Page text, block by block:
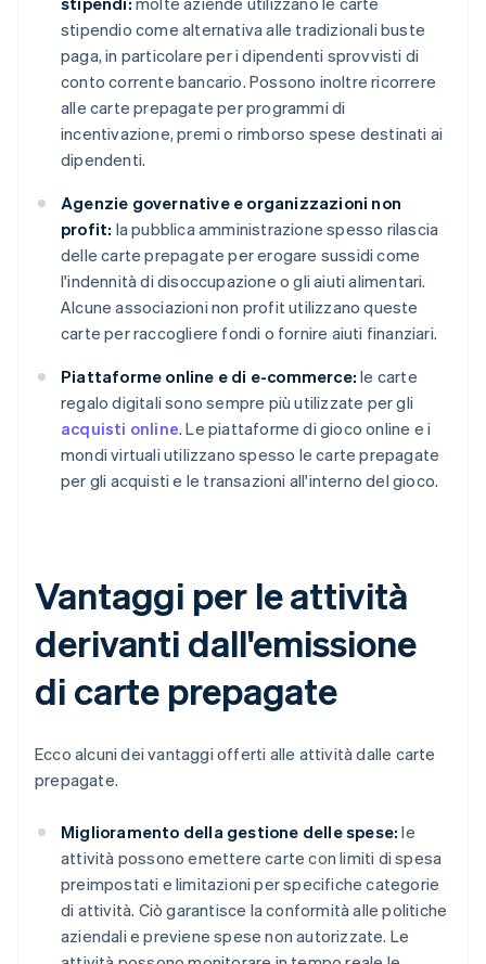
stipendio come alternativa alle tradizionali buste
paga, in particolare per i dipendenti sprovvisti di
conto corrente bancario. Possono inoltre ricorrere
alle carte prepagate per programmi di
incentivazione, premi o rimborso spese destinati ai
dipendenti.
Agenzie governative e organizzazioni non
profit: la pubblica amministrazione spesso rilascia
delle carte prepagate per erogare sussidi come
l'indennità di disoccupazione o gli aiuti alimentari.
Alcune associazioni non profit utilizzano queste
carte per raccogliere fondi o fornire aiuti finanziari.
Piattaforme online e di e-commerce: le carte
regalo digitali sono sempre più utilizzate per gli
acquisti online. Le piattaforme di gioco online e i
mondi virtuali utilizzano spesso le carte prepagate
per gli acquisti e le transazioni all'interno del gioco.
Vantaggi per le attività
derivanti dall'emissione
di carte prepagate
Ecco alcuni dei vantaggi offerti alle attività dalle carte
prepagate.
Miglioramento della gestione delle spese: le
attività possono emettere carte con limiti di spesa
preimpostati e limitazioni per specifiche categorie
di attività. Ciò garantisce la conformità alle politiche
aziendali e previene spese non autorizzate. Le